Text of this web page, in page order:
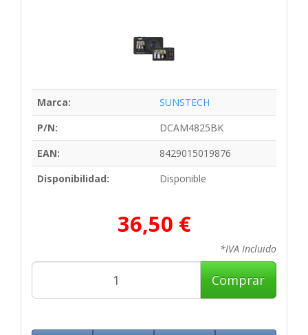
Marca:
SUNSTECH
P/N:
DCAM4825BK
EAN:
8429015019876
Disponibilidad:
Disponible
36,50 €
*IVA Incluido
Comprar